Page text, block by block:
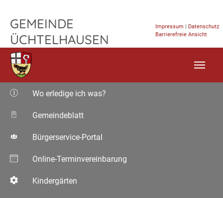
GEMEINDE
ÜCHTELHAUSEN
Impressum | Datenschutz
Barrierefreie Ansicht
Wo erledige ich was?
Gemeindeblatt
Bürgerservice-Portal
Online-Terminvereinbarung
Kindergärten